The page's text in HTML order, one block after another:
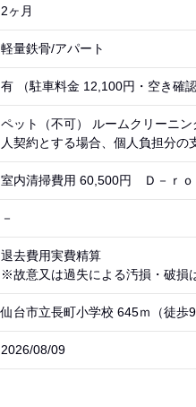
2ヶ月
軽量鉄骨/アパート
有 （駐車料金 12,100円・空き確認
ペット（不可） ルームクリーニ
人契約とする場合、個人負担分
室内清掃費用 60,500円 Ｄ－ｒ
－
退去費用実費精算
※故意又は過失による汚損・破損
仙台市立長町小学校 645ｍ（徒
2026/08/09